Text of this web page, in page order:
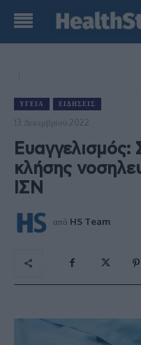
ΥΓΕΊΑ ΕΙΔΉΣΕΙΣ
13 Δεκεμβρίου 2022
κλήσης
ΙΣΝ
από HS Team